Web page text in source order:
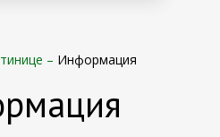
– Информация